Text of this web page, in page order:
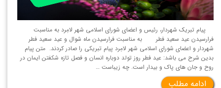
پیام تبریک شهردار، رئیس و اعضای شورای اسلامی شهر لامِرد به مناسبت
فرارسیدن عید سعید فطر ‍ به مناسبت فرارسیدن ماه شوال و عید سعید فطر
شهردار و اعضای شورای اسلامی شهر لامِرد پیام تبریکی را صادر کردند. متن پیام
بدین شرح می باشد: عید فطر روز تولد دوباره انسان و فصل تازه شکفتن ایمان در
روح و جان های پاک و بیدار است. چه زیباست …
ادامه مطلب